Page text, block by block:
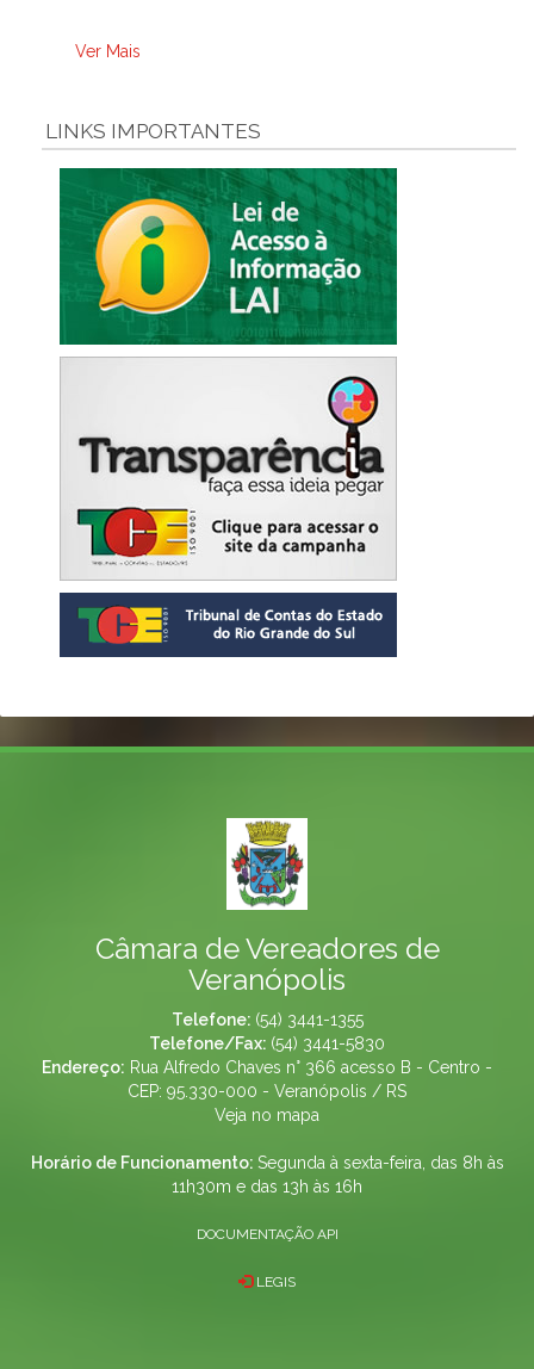
Ver Mais
LINKS IMPORTANTES
Câmara de Vereadores de
Veranópolis
Telefone: (54) 3441-1355
Telefone/Fax: (54) 3441-5830
Endereço: Rua Alfredo Chaves n° 366 acesso B - Centro -
CEP: 95.330-000 - Veranópolis / RS
Veja no mapa
Horário de Funcionamento: Segunda à sexta-feira, das 8h às
11h30m e das 13h às 16h
DOCUMENTAÇÃO API
LEGIS